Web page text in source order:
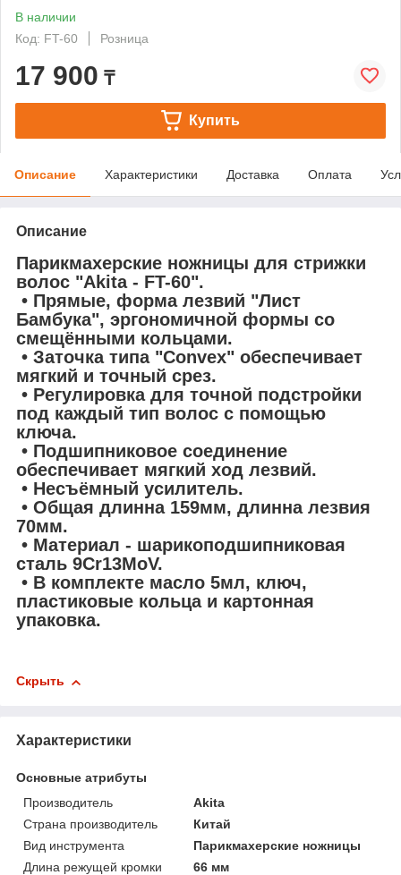
В наличии
Код: FT-60
Розница
17 900 ₸
Купить
Описание Характеристики Доставка Оплата
Описание
Парикмахерские ножницы для стрижки
волос "Akita - FT-60".
• Прямые, форма лезвий "Лист
Бамбука", эргономичной формы со
смещёнными кольцами.
• Заточка типа "Convex" обеспечивает
мягкий и точный срез.
• Регулировка для точной подстройки
под каждый тип волос с помощью
ключа.
• Подшипниковое соединение
обеспечивает мягкий ход лезвий.
• Несъёмный усилитель.
• Общая длинна 159мм, длинна лезвия
70мм.
• Материал - шарикоподшипниковая
сталь 9Cr13MoV.
• В комплекте масло 5мл, ключ,
пластиковые кольца и картонная
упаковка.
Скрыть
Характеристики
Основные атрибуты
Производитель
Akita
Страна производитель
Китай
Вид инструмента
Парикмахерские ножницы
Длина режущей кромки
66 мм